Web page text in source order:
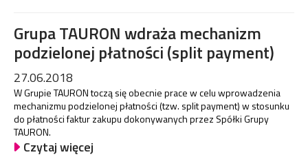
Grupa TAURON wdraża mechanizm
podzielonej płatności (split payment)
27.06.2018
W Grupie TAURON toczą się obecnie prace w celu wprowadzenia
mechanizmu podzielonej płatności (tzw. split payment) w stosunku
do płatności faktur zakupu dokonywanych przez Spółki Grupy
TAURON.
Czytaj więcej